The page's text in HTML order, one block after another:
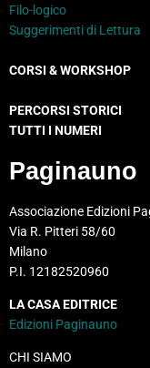
Filo-logico
Suggerimenti di Lettura
CORSI & WORKSHOP
PERCORSI STORICI
TUTTI I NUMERI
Paginauno
Associazione Edizioni
Via R. Pitteri 58/60
Milano
P.I. 12182520960
LA CASA EDITRICE
Edizioni Paginauno
CHI SIAMO